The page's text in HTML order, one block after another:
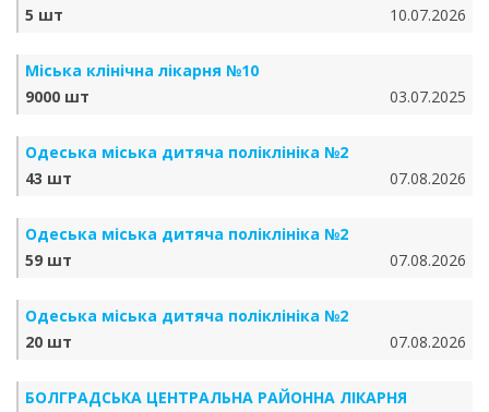
5 шт
10.07.2026
Міська клінічна лікарня №10
9000 шт
03.07.2025
Одеська міська дитяча поліклініка №2
43 шт
07.08.2026
Одеська міська дитяча поліклініка №2
59 шт
07.08.2026
Одеська міська дитяча поліклініка №2
20 шт
07.08.2026
БОЛГРАДСЬКА ЦЕНТРАЛЬНА РАЙОННА ЛІКАРНЯ